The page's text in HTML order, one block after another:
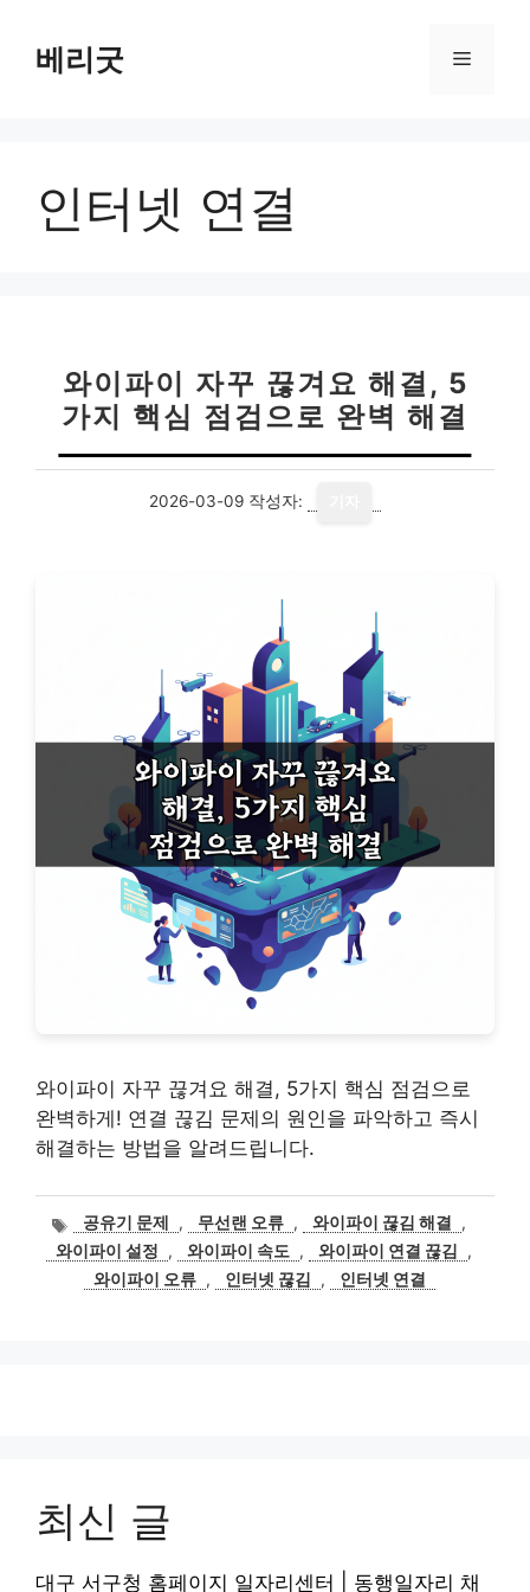
베리굿 메
인터넷 연결
와이파이 자꾸 끊겨요 해결, 5
가지 핵심 점검으로 완벽 해결
2026-03-09 작성자:
와이파이 자꾸 끊겨요 해결, 5가지 핵심 점검으로
완벽하게! 연결 끊김 문제의 원인을 파악하고 즉시
해결하는 방법을 알려드립니다.
태
그
공유기 문제 , 무선랜 오류 , 와이파이 끊김 해결
,
와이파이 설정
, 와이파이 속도 , 와이파이 연결 끊김
,
와이파이 오류 , 인터넷 끊김 , 인터넷 연결
최신 글
대구 서구청 홈페이지 일자리센터 | 동행일자리 채